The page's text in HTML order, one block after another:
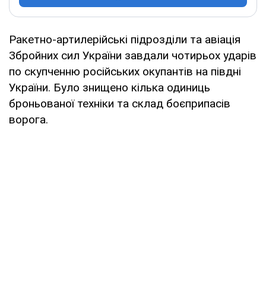
Ракетно-артилерійські підрозділи та авіація
Збройних сил України завдали чотирьох ударів
по скупченню російських окупантів на півдні
України. Було знищено кілька одиниць
броньованої техніки та склад боєприпасів
ворога.